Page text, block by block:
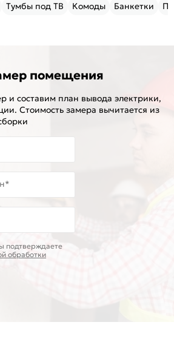
Тумбы под ТВ Комоды Банкетки
помещения
и составим план вывода электрики,
Стоимость замера вычитается из
подтверждаете
обработки